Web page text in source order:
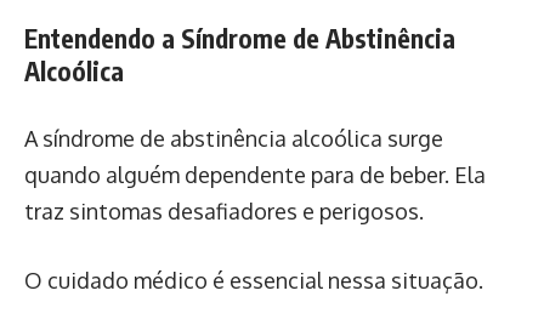
Entendendo a Síndrome de Abstinência
Alcoólica
A síndrome de abstinência alcoólica surge
quando alguém dependente para de beber. Ela
traz sintomas desafiadores e perigosos.
O cuidado médico é essencial nessa situação.